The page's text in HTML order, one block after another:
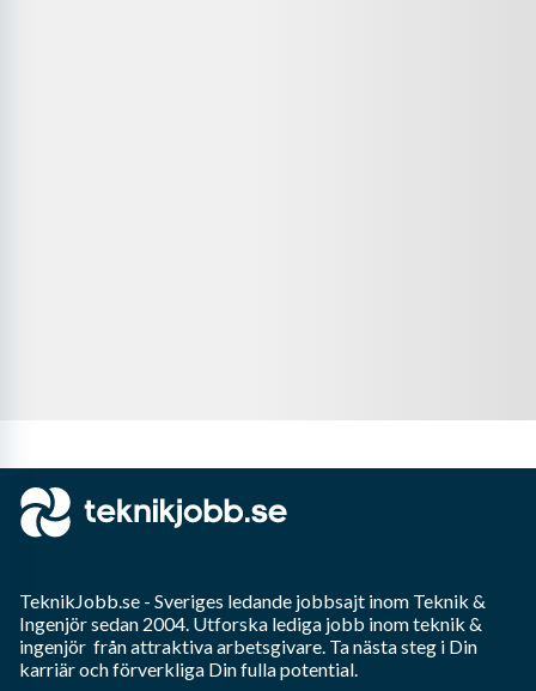
TeknikJobb.se - Sveriges ledande jobbsajt inom Teknik &
Ingenjörsedan 2004. Utforska lediga jobb inomteknik &
ingenjör från attraktiva arbetsgivare. Ta nästa steg i Din
karriär och förverkliga Din fulla potential.